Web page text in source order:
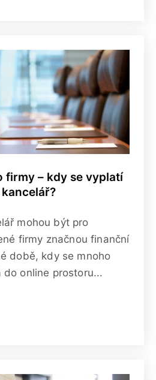
firmy – kdy se vyplatí
mohou být pro
firmy značnou finanční
době, kdy se mnoho
do online prostoru...